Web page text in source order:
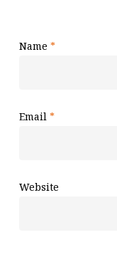
Name *
Email *
Website